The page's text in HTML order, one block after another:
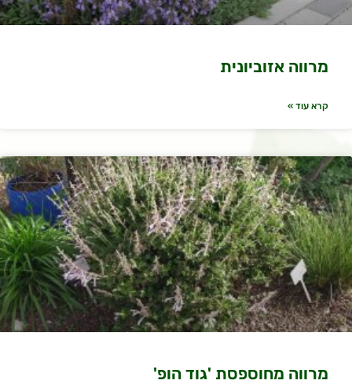
מרווה אזוביונית
קרא עוד »
מרווה מחוספסת 'גוד הופ'